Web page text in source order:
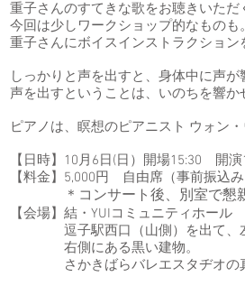
重子さんのすてきな歌をお聴きいただ
今回は少しワークショップ的なものも。
重子さんにボイスインストラクション
しっかりと声を出すと、身体中に声が
声を出すということは、いのちを響か
ピアノは、瞑想のピアニスト ウォン・
【日時】10月6日(日）開場15:30 開演
【料金】5,000円 自由席（事前振
＊コンサート後、別室で
【会場】結・YUIコミュニティホール
逗子駅西口（山側）を出て、左
右側にある黒い建物。
さかきばらバレエスタヂオの真